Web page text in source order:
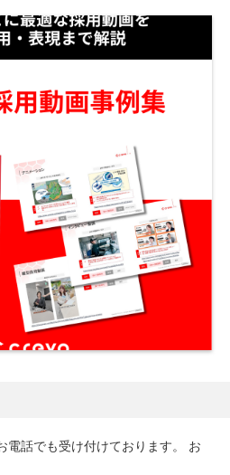
話でも受け付けております。
お